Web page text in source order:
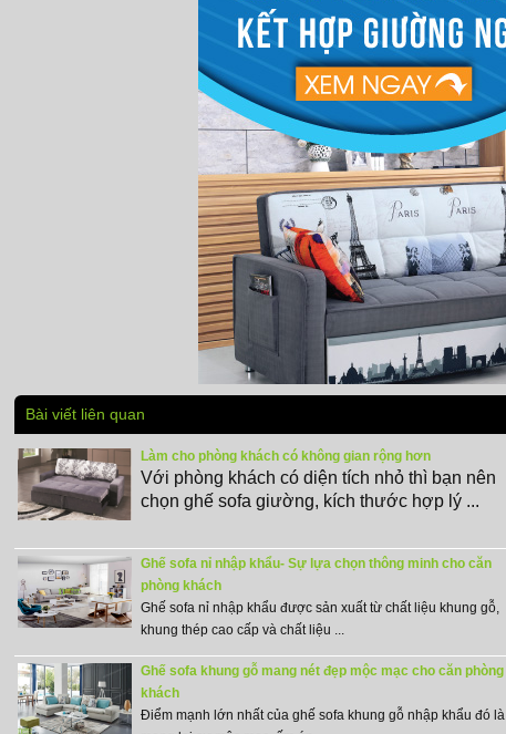
Bài viết liên quan
Làm cho phòng khách có không gian rộng hơn
Với phòng khách có diện tích nhỏ thì bạn nên
chọn ghế sofa giường, kích thước hợp lý ...
Ghế sofa nỉ nhập khẩu- Sự lựa chọn thông minh cho căn
phòng khách
Ghế sofa nỉ nhập khẩu được sản xuất từ chất liệu khung gỗ,
khung thép cao cấp và chất liệu ...
Ghế sofa khung gỗ mang nét đẹp mộc mạc cho căn phòng
khách
Điểm mạnh lớn nhất của ghế sofa khung gỗ nhập khẩu đó là